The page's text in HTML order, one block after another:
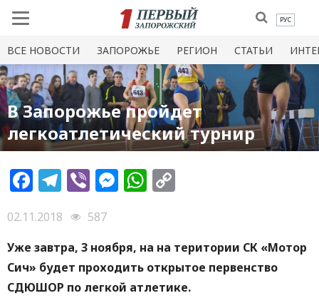
РУС
ВСЕ НОВОСТИ ЗАПОРОЖЬЕ РЕГИОН СТАТЬИ
В Запорожье пройдет
легкоатлетический турнир
Facebook
Telegram
ViberMessenger
WhatsApp
02.11.2018
587
Уже завтра, 3 ноября, на на територии СК «Мотор
Сич» будет проходить открытое первенство
СДЮШОР по легкой атлетике.